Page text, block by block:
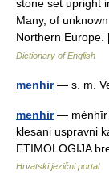
stone set upright
Many, of
Northern
Dictionary of English
menhir— s. m.
menhir— mènhīr
klesani uspravni
ETIMOLOGIJA
Hrvatski jezični portal